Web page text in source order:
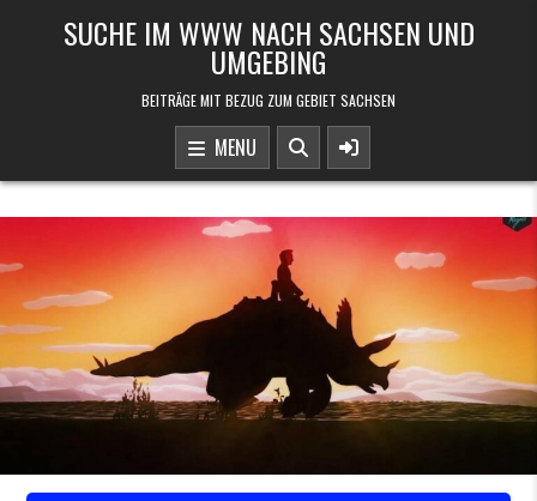
SUCHE IM WWW NACH SACHSEN UND
UMGEBING
BEITRÄGE MIT BEZUG ZUM GEBIET SACHSEN
MENU